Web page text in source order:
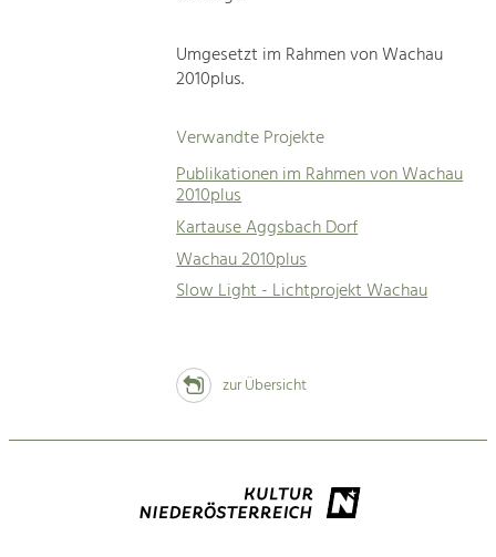
Umgesetzt im Rahmen von Wachau
2010plus.
Verwandte Projekte
Publikationen im Rahmen von Wachau
2010plus
Kartause Aggsbach Dorf
Wachau 2010plus
Slow Light - Lichtprojekt Wachau
zur Übersicht